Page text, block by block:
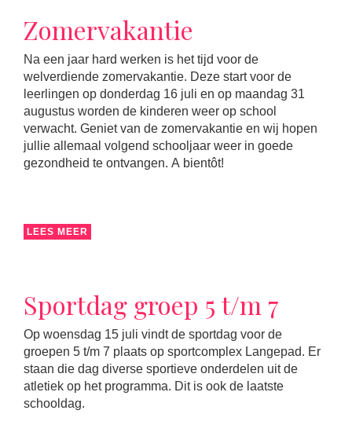
Zomervakantie
Na een jaar hard werken is het tijd voor de
welverdiende zomervakantie. Deze start voor de
leerlingen op donderdag 16 juli en op maandag 31
augustus worden de kinderen weer op school
verwacht. Geniet van de zomervakantie en wij hopen
jullie allemaal volgend schooljaar weer in goede
gezondheid te ontvangen. A bientôt!
LEES MEER
Sportdag groep 5 t/m 7
Op woensdag 15 juli vindt de sportdag voor de
groepen 5 t/m 7 plaats op sportcomplex Langepad. Er
staan die dag diverse sportieve onderdelen uit de
atletiek op het programma. Dit is ook de laatste
schooldag.